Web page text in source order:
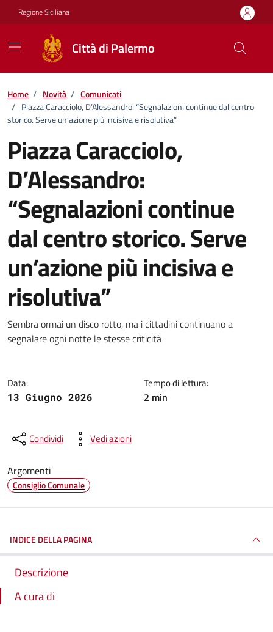
Vai ai contenuti
Vai al footer
Regione Siciliana
Città di Palermo
Home / Novità / Comunicati
/ Piazza Caracciolo, D’Alessandro: “Segnalazioni continue dal centro
storico. Serve un’azione più incisiva e risolutiva”
Piazza Caracciolo,
D’Alessandro:
“Segnalazioni continue
dal centro storico. Serve
un’azione più incisiva e
risolutiva”
Dettagli della notizia
Sembra ormai un disco rotto, ma i cittadini continuano a
segnalare ogni notte le stesse criticità
Data:
13 Giugno 2026
Tempo di lettura:
2 min
Condividi Vedi azioni
Argomenti
Consiglio Comunale
INDICE DELLA PAGINA
Descrizione
A cura di